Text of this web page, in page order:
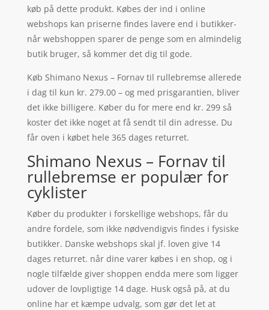
køb på dette produkt. Købes der ind i online
webshops kan priserne findes lavere end i butikker-
når webshoppen sparer de penge som en almindelig
butik bruger, så kommer det dig til gode.
Køb Shimano Nexus – Fornav til rullebremse allerede
i dag til kun kr. 279.00 – og med prisgarantien, bliver
det ikke billigere. Køber du for mere end kr. 299 så
koster det ikke noget at få sendt til din adresse. Du
får oven i købet hele 365 dages returret.
Shimano Nexus – Fornav til
rullebremse er populær for
cyklister
Køber du produkter i forskellige webshops, får du
andre fordele, som ikke nødvendigvis findes i fysiske
butikker. Danske webshops skal jf. loven give 14
dages returret. når dine varer købes i en shop, og i
nogle tilfælde giver shoppen endda mere som ligger
udover de lovpligtige 14 dage. Husk også på, at du
online har et kæmpe udvalg, som gør det let at